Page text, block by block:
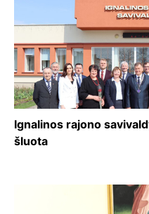
Ignalinos rajono
šluota